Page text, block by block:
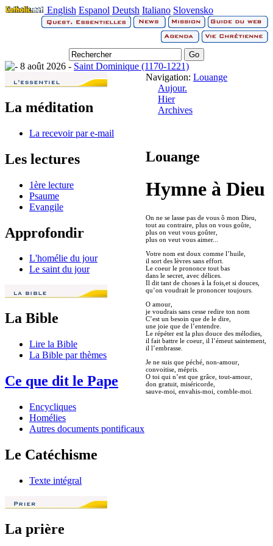
English Espanol Deutsh Italiano Slovensko
8 août 2026 - Saint Dominique (1170-1221)
La méditation
La recevoir par e-mail
Les lectures
1ère lecture
Psaume
Evangile
Approfondir
L'homélie du jour
Le saint du jour
La Bible
Lire la Bible
La Bible par thèmes
Ce que dit le Pape
Encycliques
Homélies
Autres documents pontificaux
Le Catéchisme
Texte intégral
La prière
Navigation: Louange
Aujour.
Hier
Archives
Louange
Hymne à Dieu
On ne se lasse pas de vous ô mon Dieu,
tout au contraire, plus on vous goûte,
plus on veut vous goûter,
plus on veut vous aimer...
Votre nom est doux comme l’huile,
il sort des lèvres sans effort.
Le coeur le prononce tout bas
dans le secret, avec délices.
Il dit tant de choses à la fois,et si douces,
qu’on voudrait le prononcer toujours.
O amour,
je voudrais sans cesse redire ton nom
C’est un besoin que de le dire,
une joie que de l’entendre.
Le répéter est la plus douce des mélodies,
il fait battre le coeur, il l’émeut saintement,
il l’embrasse.
Je ne suis que péché, non-amour,
convoitise, mépris.
O toi qui n’est que grâce, tout-amour,
don gratuit, miséricorde,
sauve-moi, envahis-moi, comble-moi.